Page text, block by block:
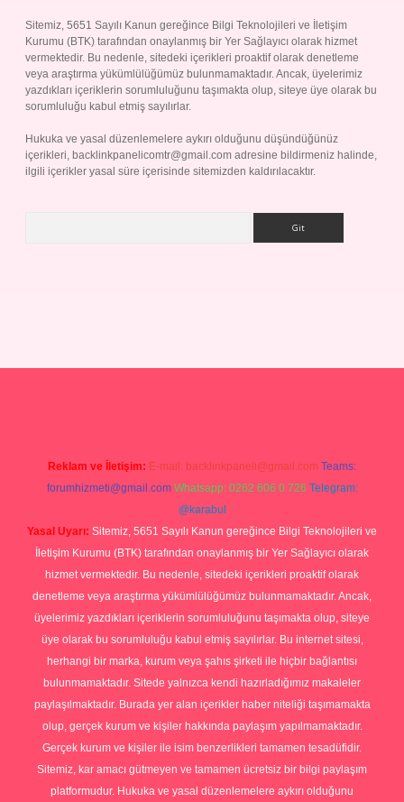
Sitemiz, 5651 Sayılı Kanun gereğince Bilgi Teknolojileri ve İletişim
Kurumu (BTK) tarafından onaylanmış bir Yer Sağlayıcı olarak hizmet
vermektedir. Bu nedenle, sitedeki içerikleri proaktif olarak denetleme
veya araştırma yükümlülüğümüz bulunmamaktadır. Ancak, üyelerimiz
yazdıkları içeriklerin sorumluluğunu taşımakta olup, siteye üye olarak bu
sorumluluğu kabul etmiş sayılırlar.
Hukuka ve yasal düzenlemelere aykırı olduğunu düşündüğünüz
içerikleri, backlinkpanelicomtr@gmail.com adresine bildirmeniz halinde,
ilgili içerikler yasal süre içerisinde sitemizden kaldırılacaktır.
Reklam ve İletişim: E-mail: backlinkpaneli@gmail.com Teams:
forumhizmeti@gmail.com Whatsapp: 0262 606 0 726 Telegram:
@karabul
Yasal Uyarı: Sitemiz, 5651 Sayılı Kanun gereğince Bilgi Teknolojileri ve
İletişim Kurumu (BTK) tarafından onaylanmış bir Yer Sağlayıcı olarak
hizmet vermektedir. Bu nedenle, sitedeki içerikleri proaktif olarak
denetleme veya araştırma yükümlülüğümüz bulunmamaktadır. Ancak,
üyelerimiz yazdıkları içeriklerin sorumluluğunu taşımakta olup, siteye
üye olarak bu sorumluluğu kabul etmiş sayılırlar. Bu internet sitesi,
herhangi bir marka, kurum veya şahıs şirketi ile hiçbir bağlantısı
bulunmamaktadır. Sitede yalnızca kendi hazırladığımız makaleler
paylaşılmaktadır. Burada yer alan içerikler haber niteliği taşımamakta
olup, gerçek kurum ve kişiler hakkında paylaşım yapılmamaktadır.
Gerçek kurum ve kişiler ile isim benzerlikleri tamamen tesadüfidir.
Sitemiz, kar amacı gütmeyen ve tamamen ücretsiz bir bilgi paylaşım
platformudur. Hukuka ve yasal düzenlemelere aykırı olduğunu